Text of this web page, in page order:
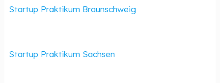
Startup Praktikum Braunschweig
Startup Praktikum Sachsen